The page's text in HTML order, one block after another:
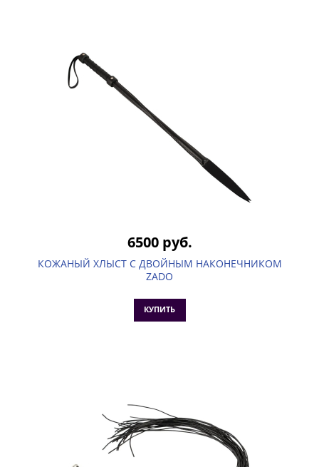
6500 руб.
КОЖАНЫЙ ХЛЫСТ С ДВОЙНЫМ НАКОНЕЧНИКОМ
ZADO
КУПИТЬ